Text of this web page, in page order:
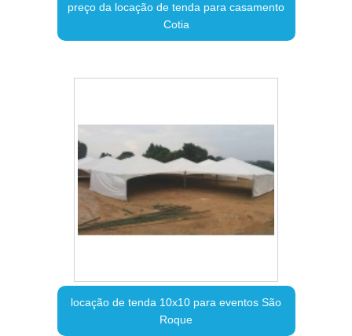
preço da locação de tenda para casamento
Cotia
locação de tenda 10x10 para eventos São
Roque